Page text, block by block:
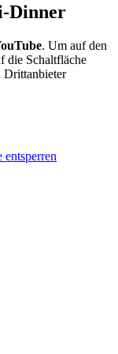
Dinner
. Um auf den
die Schaltfläche
Drittanbieter